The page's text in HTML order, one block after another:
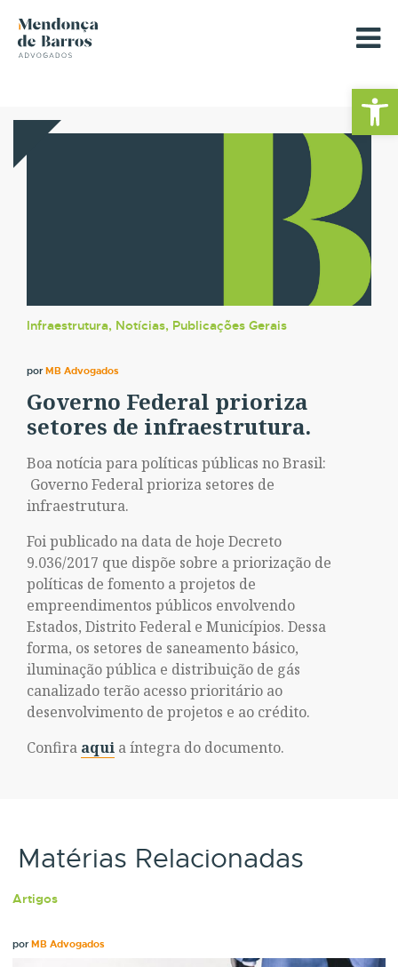
Barra de
Infraestrutura, Notícias, Publicações Gerais
porMB Advogados
Governo Federal prioriza
setores de infraestrutura.
Boa notícia para políticas públicas no Brasil:
Governo Federal prioriza setores de
infraestrutura.
Foi publicado na data de hoje Decreto
9.036/2017 que dispõe sobre a priorização de
políticas de fomento a projetos de
empreendimentos públicos envolvendo
Estados, Distrito Federal e Municípios. Dessa
forma, os setores de saneamento básico,
iluminação pública e distribuição de gás
canalizado terão acesso prioritário ao
desenvolvimento de projetos e ao crédito.
Confira aqui a íntegra do documento.
Matérias Relacionadas
Artigos
porMB Advogados